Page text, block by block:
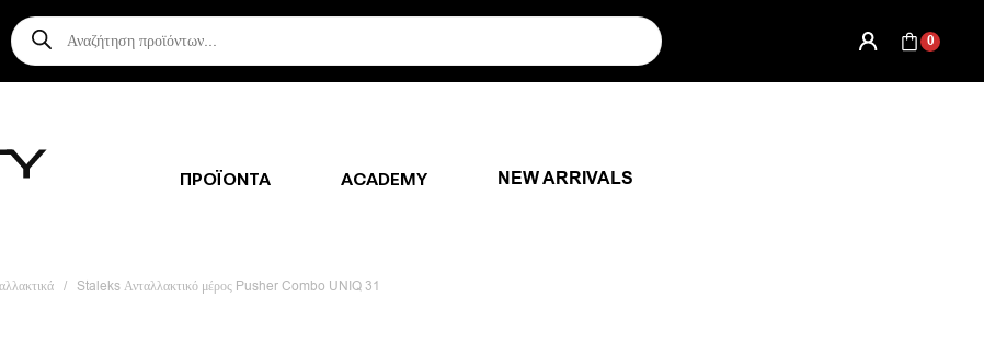
Αναζήτηση
προϊόντων 0
ΠΡΟΪΟΝΤΑ ACADEMY NEW ARRIVALS
/ Staleks Ανταλλακτικό μέρος Pusher Combo UNIQ 31